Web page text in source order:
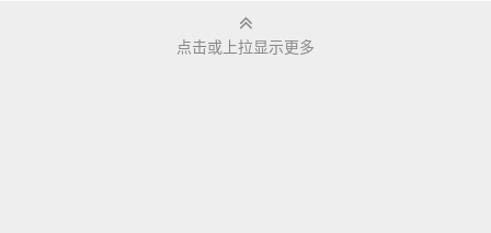
点击或上拉显示更多